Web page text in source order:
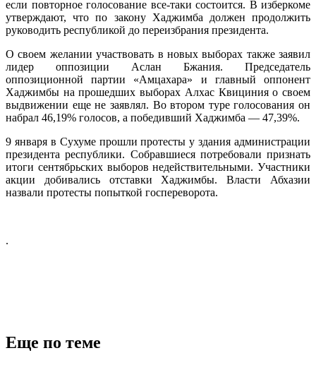
если повторное голосование все-таки состоится. В изберкоме
утверждают, что по закону Хаджимба должен продолжить
руководить республикой до переизбрания президента.
О своем желании участвовать в новых выборах также заявил
лидер оппозиции Аслан Бжания. Председатель
оппозиционной партии «Амцахара» и главный оппонент
Хаджимбы на прошедших выборах Алхас Квициния о своем
выдвижении еще не заявлял. Во втором туре голосования он
набрал 46,19% голосов, а победивший Хаджимба — 47,39%.
9 января в Сухуме прошли протесты у здания администрации
президента республики. Собравшиеся потребовали признать
итоги сентябрьских выборов недействительными. Участники
акции добивались отставки Хаджимбы. Власти Абхазии
назвали протесты попыткой госпереворота.
.
Еще по теме